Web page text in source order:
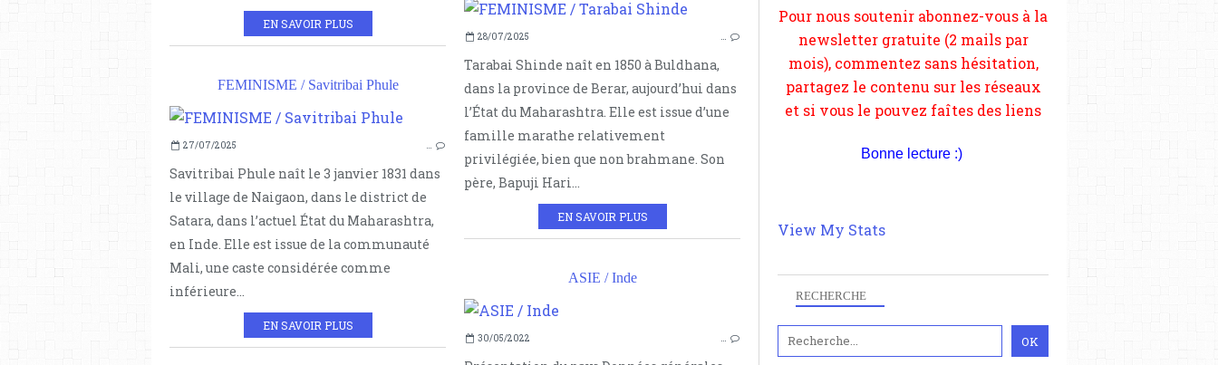
EN SAVOIR PLUS
FÉMINISME
TARABAI SHINDE
INDE
28/07/2025 …
Tarabai Shinde naît en 1850 à Buldhana,
dans la province de Berar, aujourd’hui dans
l’État du Maharashtra. Elle est issue d’une
famille marathe relativement
privilégiée, bien que non brahmane. Son
père, Bapuji Hari...
EN SAVOIR PLUS
FEMINISME / Savitribai Phule
27/07/2025 …
Savitribai Phule naît le 3 janvier 1831 dans
le village de Naigaon, dans le district de
Satara, dans l’actuel État du Maharashtra,
en Inde. Elle est issue de la communauté
Mali, une caste considérée comme
inférieure...
EN SAVOIR PLUS
ASIE / Inde
30/05/2022 …
RECHERCHE
et si vous le pouvez faîtes des liens
depuis votre site.
Bonne lecture :)
View My Stats